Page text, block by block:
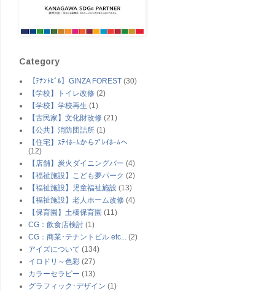
Category
【ﾃﾅﾝﾄﾋﾞﾙ】GINZA FOREST (30)
【学校】トイレ改修 (2)
【学校】学校再生 (1)
【古民家】文化財改修 (21)
【公共】消防団詰所 (1)
【住宅】ｽﾃｲﾎｰﾑからﾌﾟﾚｲﾎｰﾑへ
(12)
【店舗】炭火ダイニングバー (4)
【福祉施設】こども夢パーク (2)
【福祉施設】児童福祉施設 (13)
【福祉施設】老人ホーム改修 (4)
【保育園】土橋保育園 (11)
CG：飲食店検討 (1)
CG：商業･テナントビル etc... (2)
アイズについて (134)
イロドリ～色彩 (27)
カラーセラピー (13)
グラフィック･デザイン (1)